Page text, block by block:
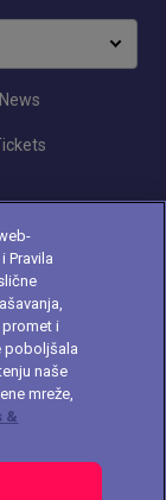
News
Qualification and
Images and
Pravila
i
poboljšala
naše
mreže,
&